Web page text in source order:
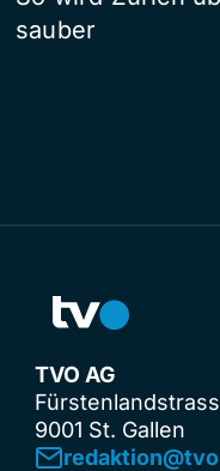
sauber
TVO AG
9001 St. Gallen